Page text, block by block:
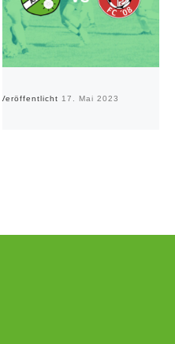
Veröffentlicht 17. Mai 2023